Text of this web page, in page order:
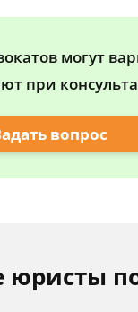
могут
при
вопрос